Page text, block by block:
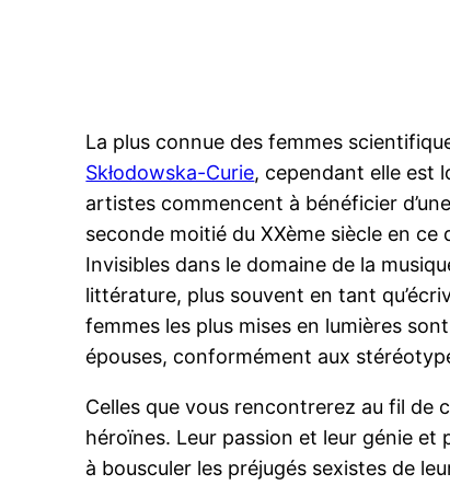
La plus connue des femmes
Skłodowska-Curie, cependant elle est
artistes commencent à bénéficier
seconde moitié du XXème siècle en ce
Invisibles dans le domaine de la
littérature, plus souvent en tant
femmes les plus mises en lumières
épouses, conformément aux
Celles que vous rencontrerez au fil
héroïnes. Leur passion et leur génie
à bousculer les préjugés sexistes de